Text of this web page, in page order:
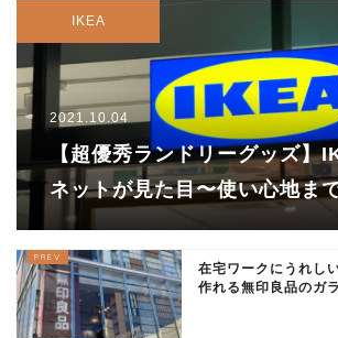
IKEA
2021.10.04
【超優秀ランドリーグッズ】
ネットが見た目〜使い心地ま
る！これで179円！？
在宅ワークにうれし
作れる無印良品のガ